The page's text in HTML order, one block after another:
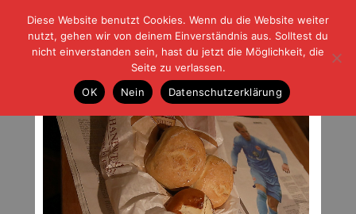
| | |BLOG-GFußball und der Rest
HOME|REGELN|IMPRESSUM |DATENSCHUTZ
Archiv für Februar 2015
Diese Website benutzt Cookies. Wenn du die Website weiter
nutzt, gehen wir von deinem Einverständnis aus. Solltest du
nicht einverstanden sein, hast du jetzt die Möglichkeit, die
Seite zu verlassen.
OK
Nein Datenschutzerklärung